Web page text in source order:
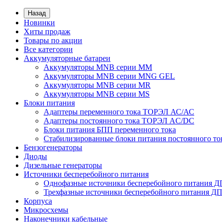
Назад
Новинки
Хиты продаж
Товары по акции
Все категории
Аккумуляторные батареи
Аккумуляторы MNB серии MM
Аккумуляторы MNB серии MNG GEL
Аккумуляторы MNB серии MR
Аккумуляторы MNB серии MS
Блоки питания
Адаптеры переменного тока ТОРЭЛ АС/АС
Адаптеры постоянного тока ТОРЭЛ AC/DC
Блоки питания БПП переменного тока
Стабилизированные блоки питания постоянного
Бензогенераторы
Диоды
Дизельные генераторы
Источники бесперебойного питания
Однофазные источники бесперебойного питания
Трехфазные источники бесперебойного питания
Корпуса
Микросхемы
Наконечники кабельные